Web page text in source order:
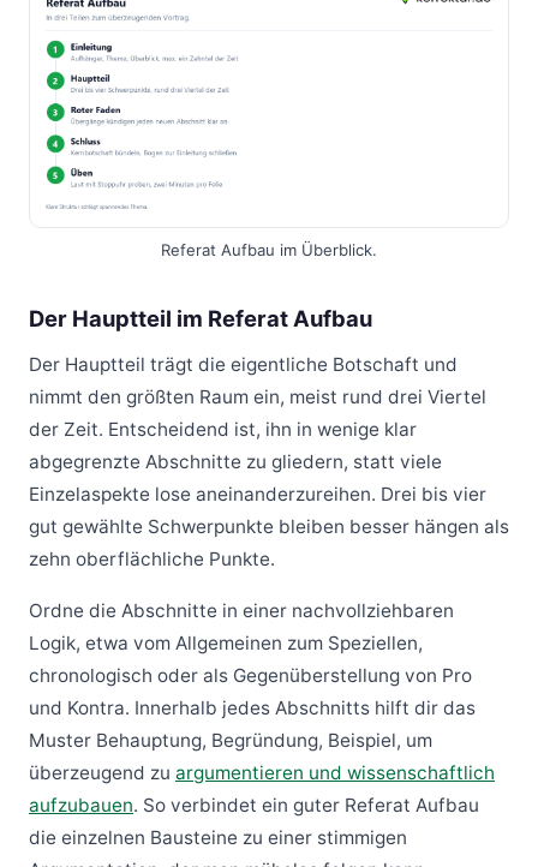
Referat Aufbau im Überblick.
Der Hauptteil im Referat Aufbau
Der Hauptteil trägt die eigentliche Botschaft und
nimmt den größten Raum ein, meist rund drei Viertel
der Zeit. Entscheidend ist, ihn in wenige klar
abgegrenzte Abschnitte zu gliedern, statt viele
Einzelaspekte lose aneinanderzureihen. Drei bis vier
gut gewählte Schwerpunkte bleiben besser hängen als
zehn oberflächliche Punkte.
Ordne die Abschnitte in einer nachvollziehbaren
Logik, etwa vom Allgemeinen zum Speziellen,
chronologisch oder als Gegenüberstellung von Pro
und Kontra. Innerhalb jedes Abschnitts hilft dir das
Muster Behauptung, Begründung, Beispiel, um
überzeugend zu argumentieren und wissenschaftlich
aufzubauen. So verbindet ein guter Referat Aufbau
die einzelnen Bausteine zu einer stimmigen